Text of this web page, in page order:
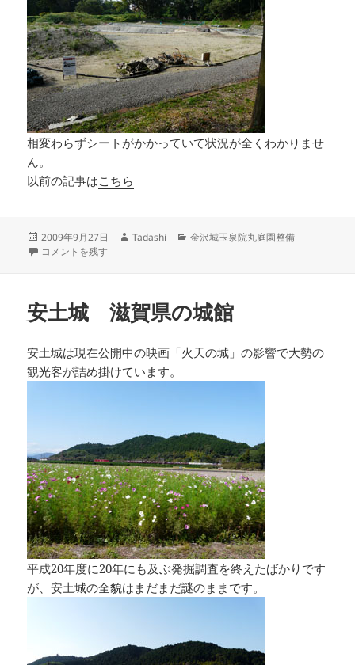
相変わらずシートがかかっていて状況が全くわかりませ
ん。
以前の記事はこちら
投
稿
2009年9月27日
作
Tadashi
カ
金沢城玉泉院丸庭園整備
金沢城 玉泉院丸に案内板が！ に
コメントを残す
安土城 滋賀県の城館
安土城は現在公開中の映画「火天の城」の影響で大勢の
観光客が詰め掛けています。
平成20年度に20年にも及ぶ発掘調査を終えたばかりです
が、安土城の全貌はまだまだ謎のままです。